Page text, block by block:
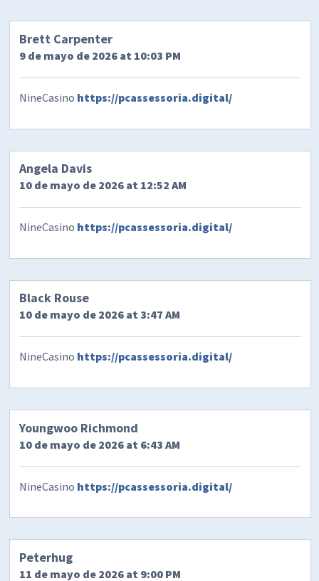
Brett Carpenter
9 de mayo de 2026 at 10:03 PM
NineCasino https://pcassessoria.digital/
Angela Davis
10 de mayo de 2026 at 12:52 AM
NineCasino https://pcassessoria.digital/
Black Rouse
10 de mayo de 2026 at 3:47 AM
NineCasino https://pcassessoria.digital/
Youngwoo Richmond
10 de mayo de 2026 at 6:43 AM
NineCasino https://pcassessoria.digital/
Peterhug
11 de mayo de 2026 at 9:00 PM